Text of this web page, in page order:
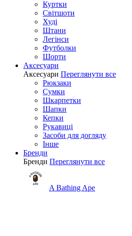
Куртки
Світшоти
Худі
Штани
Легінси
Футболки
Шорти
Аксесуари
Аксесуари Переглянути все
Рюкзаки
Сумки
Шкарпетки
Шапки
Кепки
Рукавиці
Засоби для догляду
Інше
Бренди
Бренди Переглянути все
A Bathing Ape